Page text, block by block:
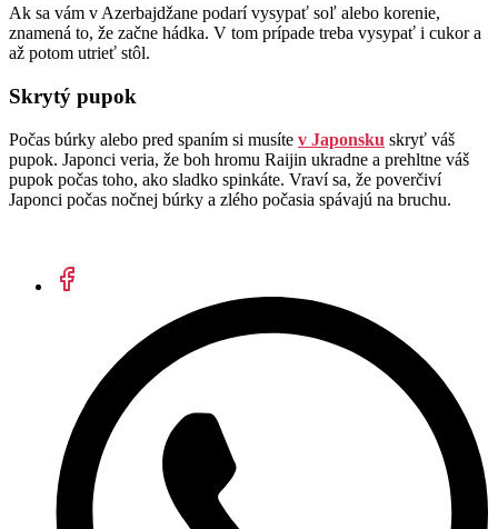
Ak sa vám v Azerbajdžane podarí vysypať soľ alebo korenie,
znamená to, že začne hádka. V tom prípade treba vysypať i cukor a
až potom utrieť stôl.
Skrytý pupok
Počas búrky alebo pred spaním si musíte v Japonsku skryť váš
pupok. Japonci veria, že boh hromu Raijin ukradne a prehltne váš
pupok počas toho, ako sladko spinkáte. Vraví sa, že poverčiví
Japonci počas nočnej búrky a zlého počasia spávajú na bruchu.